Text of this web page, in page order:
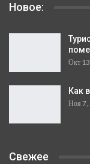
Новое:
Окт
Как
Ноя 7,
Свежее